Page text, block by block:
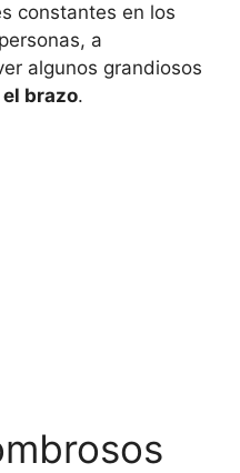
constantes en los
a
algunos grandiosos
brazo.